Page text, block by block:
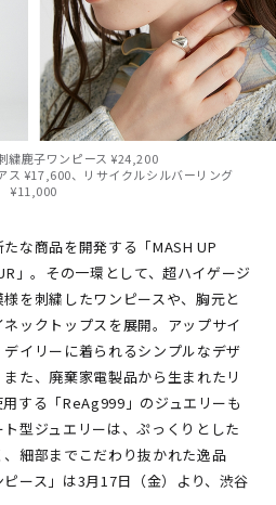
繍鹿子ワンピース ¥24,200
ス ¥17,600、リサイクルシルバーリング
¥11,000
な商品を開発する「MASH UP
」。その一環として、超ハイゲージ
を刺繍したワンピースや、胸元と
ックトップスを展開。アップサイ
イリーに着られるシンプルなデザ
た、廃棄家電製品から生まれたリ
する「ReAg999」のジュエリーも
型ジュエリーは、ぷっくりとした
細部までこだわり抜かれた逸品
ース」は3月17日（金）より、渋谷